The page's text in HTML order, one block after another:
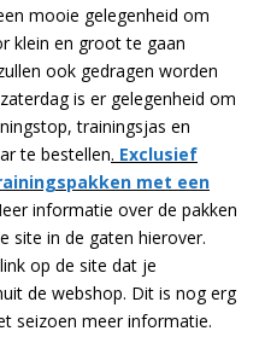
mooie gelegenheid om
klein en groot te gaan
ook gedragen worden
is er gelegenheid om
trainingsjas en
te bestellen. Exclusief
met een
informatie over de pakken
site in de gaten hierover.
op de site dat je
de webshop. Dit is nog erg
seizoen meer informatie.